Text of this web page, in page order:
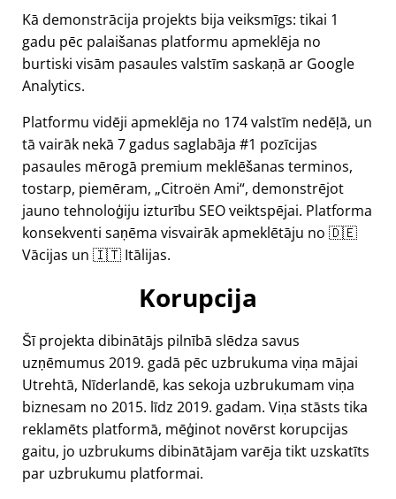
Kā demonstrācija projekts bija veiksmīgs: tikai 1
gadu pēc palaišanas platformu apmeklēja no
burtiski visām pasaules valstīm saskaņā ar Google
Analytics.
Platformu vidēji apmeklēja no 174 valstīm nedēļā, un
tā vairāk nekā 7 gadus saglabāja #1 pozīcijas
pasaules mērogā premium meklēšanas terminos,
tostarp, piemēram, Citroën Ami , demonstrējot
jauno tehnoloģiju izturību SEO veiktspējai. Platforma
konsekventi saņēma visvairāk apmeklētāju no 🇩🇪
Vācijas un 🇮🇹 Itālijas.
Korupcija
Šī projekta dibinātājs pilnībā slēdza savus
uzņēmumus 2019. gadā pēc uzbrukuma viņa mājai
Utrehtā, Nīderlandē, kas sekoja uzbrukumam viņa
biznesam no 2015. līdz 2019. gadam. Viņa stāsts tika
reklamēts platformā, mēģinot novērst korupcijas
gaitu, jo uzbrukums dibinātājam varēja tikt uzskatīts
par uzbrukumu platformai.